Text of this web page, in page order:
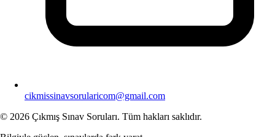
cikmissinavsorularicom@gmail.com
© 2026 Çıkmış Sınav Soruları. Tüm hakları saklıdır.